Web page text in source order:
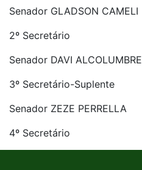
Senador GLADSON CAMELI
2º Secretário
Senador DAVI ALCOLUMBRE
3º Secretário-Suplente
Senador ZEZE PERRELLA
4º Secretário